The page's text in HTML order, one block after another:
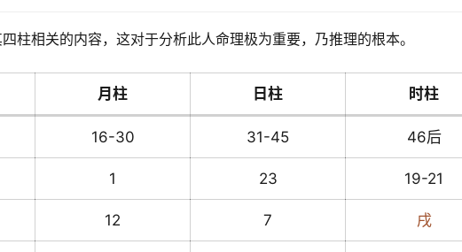
柱相关的内容，这对于分析此人命理极为重要，乃推理的根本。
月柱 日柱 时柱
16-30 31-45 46后
1 23 19-21
12 7 戌